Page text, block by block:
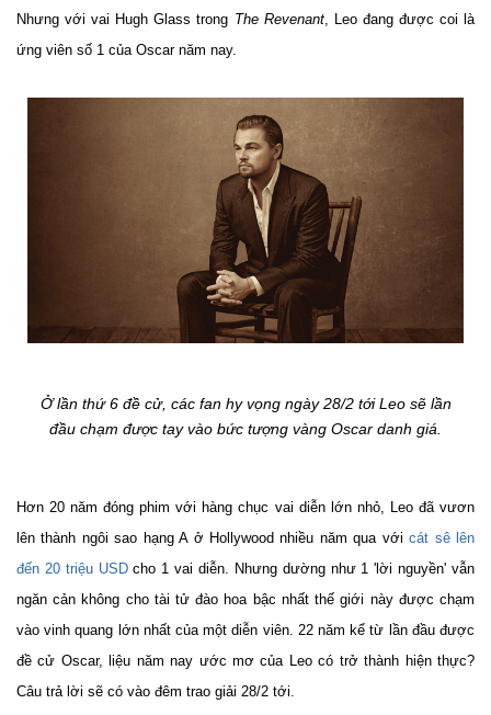
Nhưng với vai Hugh Glass trong The Revenant, Leo đang được coi là
ứng viên số 1 của Oscar năm nay.
Ở lần thứ 6 đề cử, các fan hy vọng ngày 28/2 tới Leo sẽ lần
đầu chạm được tay vào bức tượng vàng Oscar danh giá.
Hơn 20 năm đóng phim với hàng chục vai diễn lớn nhỏ, Leo đã vươn
lên thành ngôi sao hạng A ở Hollywood nhiều năm qua vớicát sê lên
đến 20 triệu USDcho 1 vai diễn. Nhưng dường như 1 'lời nguyền' vẫn
ngăn cản không cho tài tử đào hoa bậc nhất thế giới này được chạm
vào vinh quang lớn nhất của một diễn viên. 22 năm kể từ lần đầu được
đề cử Oscar, liệu năm nay ước mơ của Leo có trở thành hiện thực?
Câu trả lời sẽ có vào đêm trao giải 28/2 tới.